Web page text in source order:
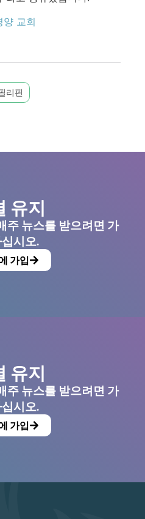
양 교회
리핀
유지
주 뉴스를 받으려면 가
시오.
가입
유지
주 뉴스를 받으려면 가
시오.
가입